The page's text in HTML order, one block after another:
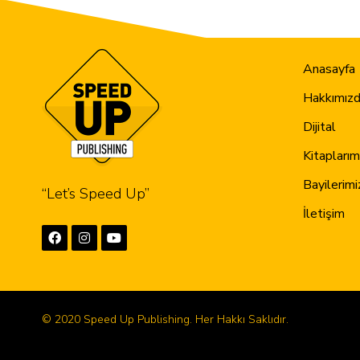
“Let’s Speed Up”
Anasayfa
Dijital
İletişim
© 2020 Speed Up Publishing. Her Hakkı Saklıdır.